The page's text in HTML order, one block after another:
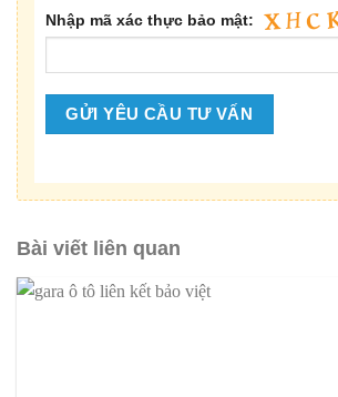
Nhập mã xác thực bảo mật:
Bài viết liên quan